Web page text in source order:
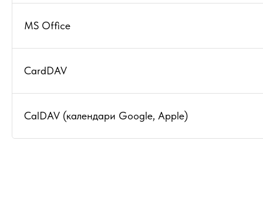
MS Office
CardDAV
CalDAV (календари Google, Apple)